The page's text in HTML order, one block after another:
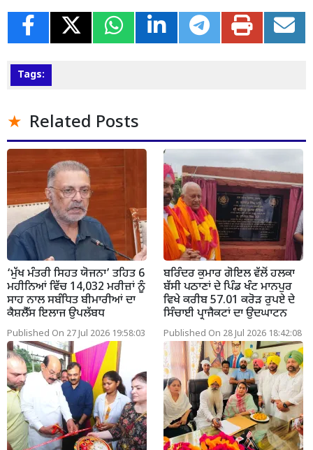
Tags:
Related Posts
‘ਮੁੱਖ ਮੰਤਰੀ ਸਿਹਤ ਯੋਜਨਾ’ ਤਹਿਤ 6
ਮਹੀਨਿਆਂ ਵਿੱਚ 14,032 ਮਰੀਜ਼ਾਂ ਨੂੰ
ਸਾਹ ਨਾਲ ਸਬੰਧਿਤ ਬੀਮਾਰੀਆਂ ਦਾ
ਕੈਸ਼ਲੈੱਸ ਇਲਾਜ ਉਪਲੱਬਧ
Published On 27 Jul 2026 19:58:03
ਬਰਿੰਦਰ ਕੁਮਾਰ ਗੋਇਲ ਵੱਲੋਂ ਹਲਕਾ
ਬੱਸੀ ਪਠਾਣਾਂ ਦੇ ਪਿੰਡ ਖੰਟ ਮਾਨਪੁਰ
ਵਿਖੇ ਕਰੀਬ 57.01 ਕਰੋੜ ਰੁਪਏ ਦੇ
ਸਿੰਚਾਈ ਪ੍ਰਾਜੈਕਟਾਂ ਦਾ ਉਦਘਾਟਨ
Published On 28 Jul 2026 18:42:08